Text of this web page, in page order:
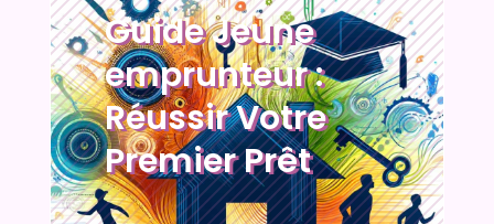
Guide Jeune
emprunteur :
Réussir Votre
Premier Prêt